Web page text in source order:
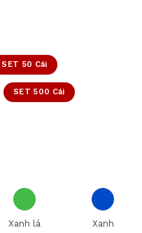
SET 50 Cái
SET 500 Cái
Xanh lá
Xanh